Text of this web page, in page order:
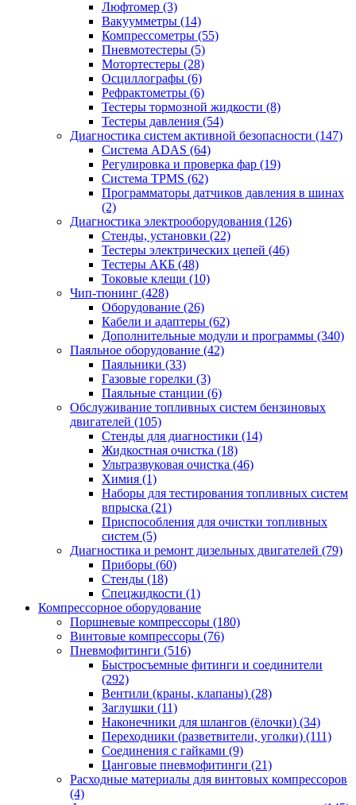
Люфтомер (3)
Вакуумметры (14)
Компрессометры (55)
Пневмотестеры (5)
Мотортестеры (28)
Осциллографы (6)
Рефрактометры (6)
Тестеры тормозной жидкости (8)
Тестеры давления (54)
Диагностика систем активной безопасности (147)
Система ADAS (64)
Регулировка и проверка фар (19)
Система TPMS (62)
Программаторы датчиков давления в шинах
(2)
Диагностика электрооборудования (126)
Стенды, установки (22)
Тестеры электрических цепей (46)
Тестеры АКБ (48)
Токовые клещи (10)
Чип-тюнинг (428)
Оборудование (26)
Кабели и адаптеры (62)
Дополнительные модули и программы (340)
Паяльное оборудование (42)
Паяльники (33)
Газовые горелки (3)
Паяльные станции (6)
Обслуживание топливных систем бензиновых
двигателей (105)
Стенды для диагностики (14)
Жидкостная очистка (18)
Ультразвуковая очистка (46)
Химия (1)
Наборы для тестирования топливных систем
впрыска (21)
Приспособления для очистки топливных
систем (5)
Диагностика и ремонт дизельных двигателей (79)
Приборы (60)
Стенды (18)
Спецжидкости (1)
Компрессорное оборудование
Поршневые компрессоры (180)
Винтовые компрессоры (76)
Пневмофитинги (516)
Быстросъемные фитинги и соединители
(292)
Вентили (краны, клапаны) (28)
Заглушки (11)
Наконечники для шлангов (ёлочки) (34)
Переходники (разветвители, уголки) (111)
Соединения с гайками (9)
Цанговые пневмофитинги (21)
Расходные материалы для винтовых компрессоров
(4)